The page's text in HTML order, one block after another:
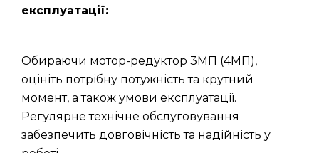
експлуатації:
Обираючи мотор-редуктор 3МП (4МП),
оцініть потрібну потужність та крутний
момент, а також умови експлуатації.
Регулярне технічне обслуговування
забезпечить довговічність та надійність у